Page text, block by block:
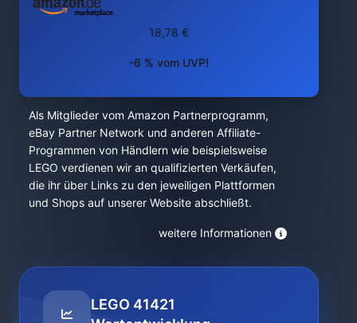
18,78 €
-6 % vom UVP!
Als Mitglieder vom Amazon Partnerprogramm,
eBay Partner Network und anderen Affiliate-
Programmen von Händlern wie beispielsweise
LEGO verdienen wir an qualifizierten Verkäufen,
die ihr über Links zu den jeweiligen Plattformen
und Shops auf unserer Website abschließt.
weitere Informationen
LEGO 41421